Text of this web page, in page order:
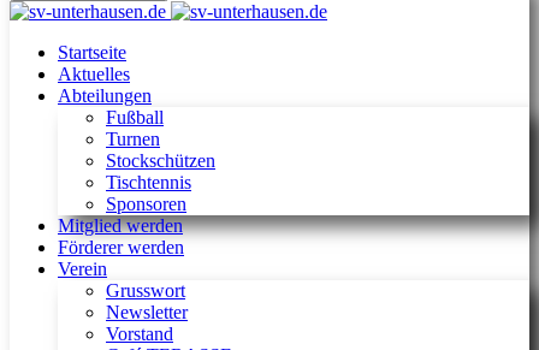
Startseite
Aktuelles
Abteilungen
Fußball
Turnen
Stockschützen
Tischtennis
Sponsoren
Mitglied werden
Förderer werden
Verein
Grusswort
Newsletter
Vorstand